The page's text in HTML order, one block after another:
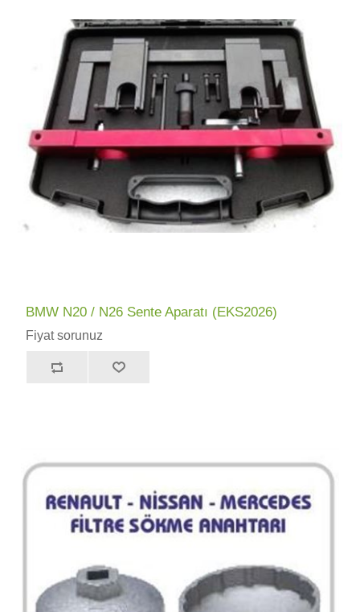
BMW N20 / N26 Sente Aparatı (EKS2026)
Fiyat sorunuz